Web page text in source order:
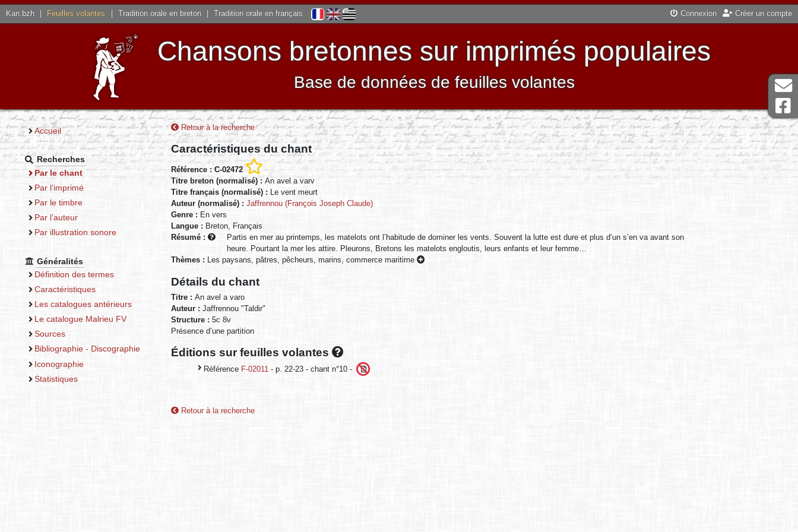
Kan.bzh Feuilles volantes Tradition orale en breton Tradition orale en français Connexion Créer un compte
Chansons bretonnes sur imprimés populaires
Base de données de feuilles volantes
Accueil
Recherches
Par le chant
Par l’imprimé
Par le timbre
Par l’auteur
Par illustration sonore
Généralités
Définition des termes
Caractéristiques
Les catalogues antérieurs
Le catalogue Malrieu FV
Sources
Bibliographie - Discographie
Iconographie
Statistiques
Retour à la recherche
Caractéristiques du chant
Référence : C-02472
Titre breton (normalisé) : An avel a varv
Titre français (normalisé) : Le vent meurt
Auteur (normalisé) : Jaffrennou (François Joseph Claude)
Genre : En vers
Langue : Breton, Français
Résumé :
Partis en mer au printemps, les matelots ont l’habitude de dominer les vents. Souvent la lutte est dure et plus d’un s’en va avant son
heure. Pourtant la mer les attire. Pleurons, Bretons les matelots engloutis, leurs enfants et leur femme…
Thèmes : Les paysans, pâtres, pêcheurs, marins, commerce maritime
Détails du chant
Titre : An avel a varo
Auteur : Jaffrennou "Taldir"
Structure : 5c 8v
Présence d’une partition
Éditions sur feuilles volantes
Référence F-02011 - p. 22-23 - chant n°10 -
Retour à la recherche